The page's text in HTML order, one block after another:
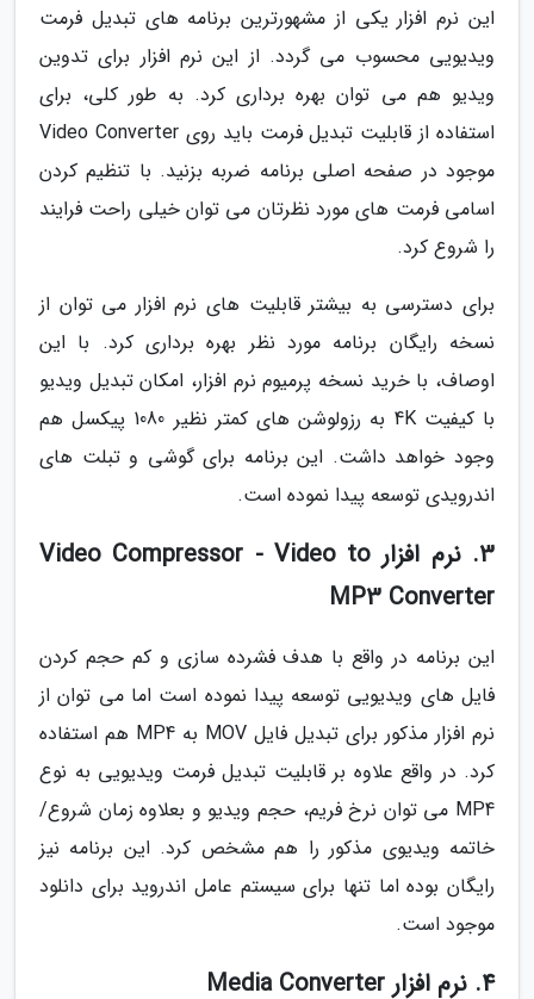
این نرم افزار یکی از مشهورترین برنامه های تبدیل فرمت
ویدیویی محسوب می گردد. از این نرم افزار برای تدوین
ویدیو هم می توان بهره برداری کرد. به طور کلی، برای
استفاده از قابلیت تبدیل فرمت باید روی Video Converter
موجود در صفحه اصلی برنامه ضربه بزنید. با تنظیم کردن
اسامی فرمت های مورد نظرتان می توان خیلی راحت فرایند
را شروع کرد.
برای دسترسی به بیشتر قابلیت های نرم افزار می توان از
نسخه رایگان برنامه مورد نظر بهره برداری کرد. با این
اوصاف، با خرید نسخه پرمیوم نرم افزار، امکان تبدیل ویدیو
با کیفیت 4K به رزولوشن های کمتر نظیر 1080 پیکسل هم
وجود خواهد داشت. این برنامه برای گوشی و تبلت های
اندرویدی توسعه پیدا نموده است.
3. نرم افزار Video Compressor - Video to
MP3 Converter
این برنامه در واقع با هدف فشرده سازی و کم حجم کردن
فایل های ویدیویی توسعه پیدا نموده است اما می توان از
نرم افزار مذکور برای تبدیل فایل MOV به MP4 هم استفاده
کرد. در واقع علاوه بر قابلیت تبدیل فرمت ویدیویی به نوع
MP4 می توان نرخ فریم، حجم ویدیو و بعلاوه زمان شروع/
خاتمه ویدیوی مذکور را هم مشخص کرد. این برنامه نیز
رایگان بوده اما تنها برای سیستم عامل اندروید برای دانلود
موجود است.
4. نرم افزار Media Converter